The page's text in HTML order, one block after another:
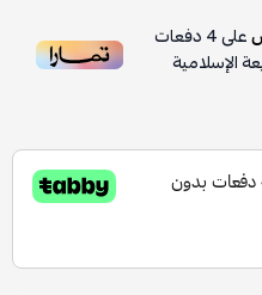
على4دفعات
الإسلامية